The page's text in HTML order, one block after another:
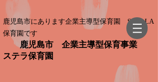
鹿児島市にあります企業主導型保育園 STELLA
保育園です
鹿児島市 企業主導型保育事業
ステラ保育園